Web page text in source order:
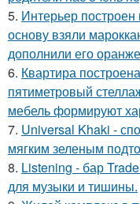
5. Интерьер
основу взяли
дополнили его
6. Квартира
пятиметровый
мебель формируют
7. Universal Khaki -
мягким зеленым
8. Listening - бар
для музыки и тишины.